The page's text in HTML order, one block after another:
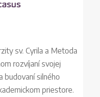
sv. Cyrila a Metoda
rozvíjaní svojej
budovaní silného
priestore.